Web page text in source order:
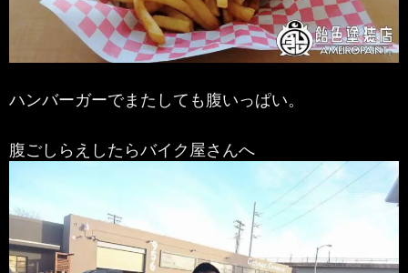
ハンバーガーでまたしても腹いっぱい。
腹ごしらえしたらバイク屋さんへ